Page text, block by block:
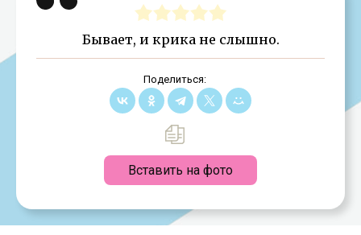
Бывает, и крика не слышно.
Поделиться:
Вставить на фото